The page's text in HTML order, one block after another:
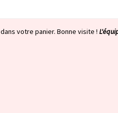
dans votre panier. Bonne visite !